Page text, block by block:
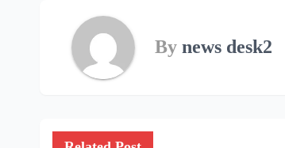
By news desk2